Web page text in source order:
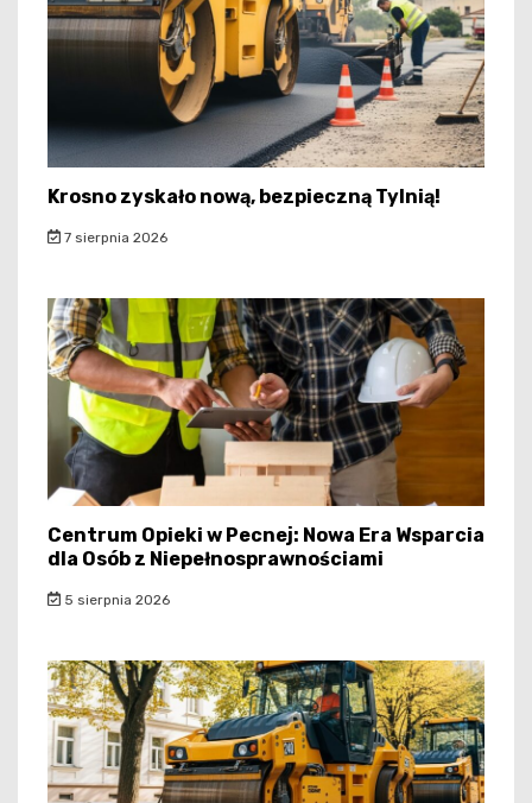
Krosno zyskało nową, bezpieczną Tylnią!
7 sierpnia 2026
Centrum Opieki w Pecnej: Nowa Era Wsparcia
dla Osób z Niepełnosprawnościami
5 sierpnia 2026